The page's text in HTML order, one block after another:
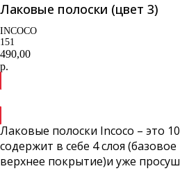
Лаковые полоски (цвет 3)
INCOCO
151
490,00
р.
Лаковые полоски Incoco – это
содержит в себе 4 слоя
верхнее покрытие)и уже